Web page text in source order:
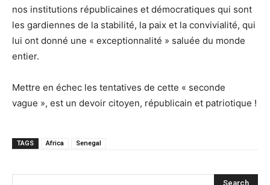
nos institutions républicaines et démocratiques qui sont
les gardiennes de la stabilité, la paix et la convivialité, qui
lui ont donné une « exceptionnalité » saluée du monde
entier.
Mettre en échec les tentatives de cette « seconde
vague », est un devoir citoyen, républicain et patriotique !
TAGS Africa Senegal
Search